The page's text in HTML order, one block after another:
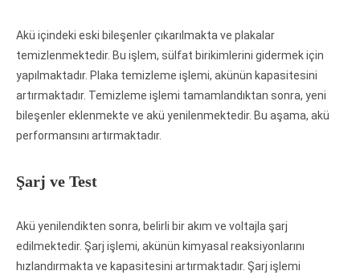
Akü içindeki eski bileşenler çıkarılmakta ve plakalar
temizlenmektedir. Bu işlem, sülfat birikimlerini gidermek için
yapılmaktadır. Plaka temizleme işlemi, akünün kapasitesini
artırmaktadır. Temizleme işlemi tamamlandıktan sonra, yeni
bileşenler eklenmekte ve akü yenilenmektedir. Bu aşama, akü
performansını artırmaktadır.
Şarj ve Test
Akü yenilendikten sonra, belirli bir akım ve voltajla şarj
edilmektedir. Şarj işlemi, akünün kimyasal reaksiyonlarını
hızlandırmakta ve kapasitesini artırmaktadır. Şarj işlemi